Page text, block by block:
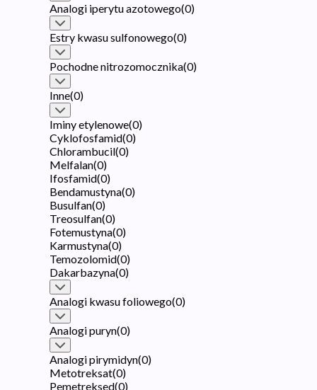
Analogi iperytu azotowego(0)
Estry kwasu sulfonowego(0)
Pochodne nitrozomocznika(0)
Inne(0)
Iminy etylenowe(0)
Cyklofosfamid(0)
Chlorambucil(0)
Melfalan(0)
Ifosfamid(0)
Bendamustyna(0)
Busulfan(0)
Treosulfan(0)
Fotemustyna(0)
Karmustyna(0)
Temozolomid(0)
Dakarbazyna(0)
Analogi kwasu foliowego(0)
Analogi puryn(0)
Analogi pirymidyn(0)
Metotreksat(0)
Pemetreksed(0)